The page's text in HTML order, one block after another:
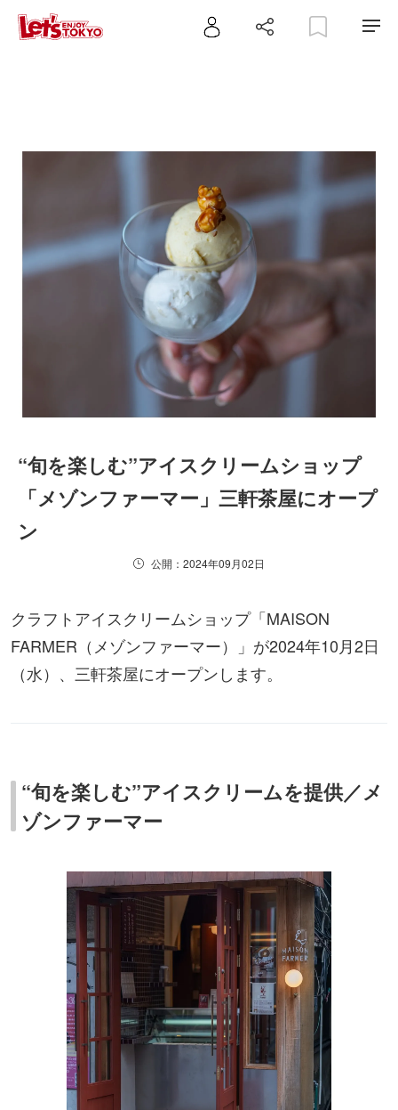
“旬を楽しむ”アイスクリームショップ
「メゾンファーマー」三軒茶屋にオープ
ン
公開：2024年09月02日
クラフトアイスクリームショップ「MAISON
FARMER（メゾンファーマー）」が2024年10月2日
（水）、三軒茶屋にオープンします。
“旬を楽しむ”アイスクリームを提供／メ
ゾンファーマー